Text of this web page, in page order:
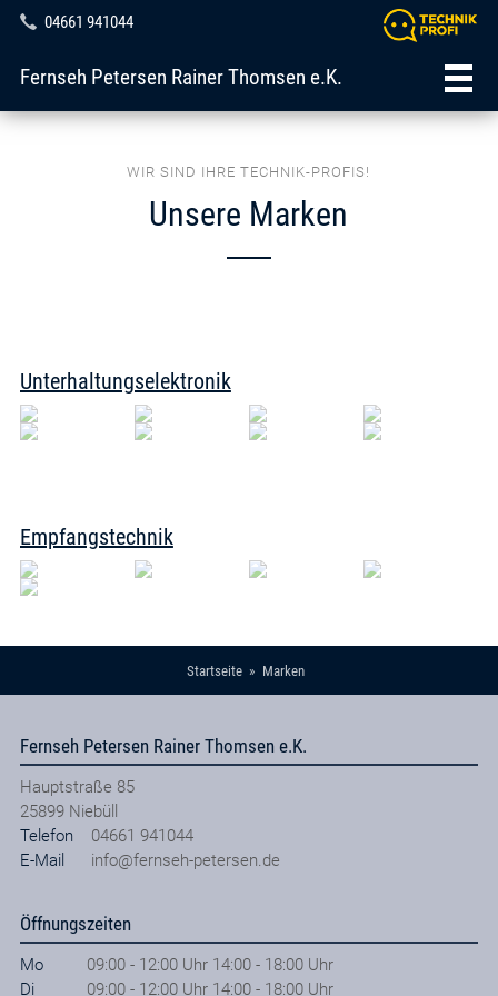
04661 941044
Fernseh Petersen Rainer Thomsen e.K.
WIR SIND IHRE TECHNIK-PROFIS!
Unsere Marken
Unterhaltungselektronik
Empfangstechnik
Startseite Marken
Fernseh Petersen Rainer Thomsen e.K.
Hauptstraße 85
25899 Niebüll
Telefon
04661 941044
E-Mail
info@fernseh-petersen.de
Öffnungszeiten
Mo
09:00 - 12:00 Uhr 14:00 - 18:00 Uhr
Di
09:00 - 12:00 Uhr 14:00 - 18:00 Uhr